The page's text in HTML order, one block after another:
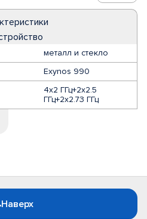
металл и стекло
Exynos 990
4x2 ГГц+2x2.5
ГГц+2x2.73 ГГц
Наверх